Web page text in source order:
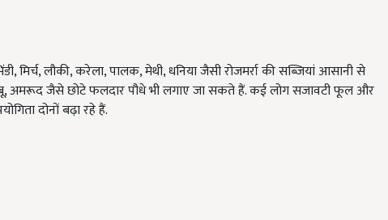
मिर्च, लौकी, करेला, पालक, मेथी, धनिया जैसी रोजमर्रा की सब्जियां आसानी से
अमरूद जैसे छोटे फलदार पौधे भी लगाए जा सकते हैं. कई लोग सजावटी फूल और
दोनों बढ़ा रहे हैं.